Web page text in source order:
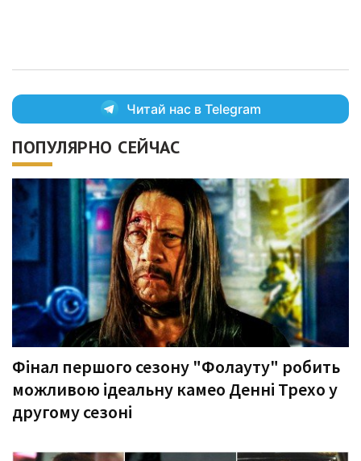
Читай нас в Telegram
ПОПУЛЯРНО СЕЙЧАС
Фінал першого сезону "Фолауту" робить
можливою ідеальну камео Денні Трехо у
другому сезоні